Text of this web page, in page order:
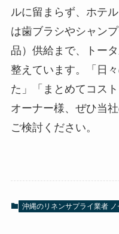
ルに留まらず、ホテ
は歯ブラシやシャン
品）供給まで、トー
整えています。「日
た」「まとめてコス
オーナー様、ぜひ当
ご検討ください。
沖縄のリネンサプライ業者 ノ